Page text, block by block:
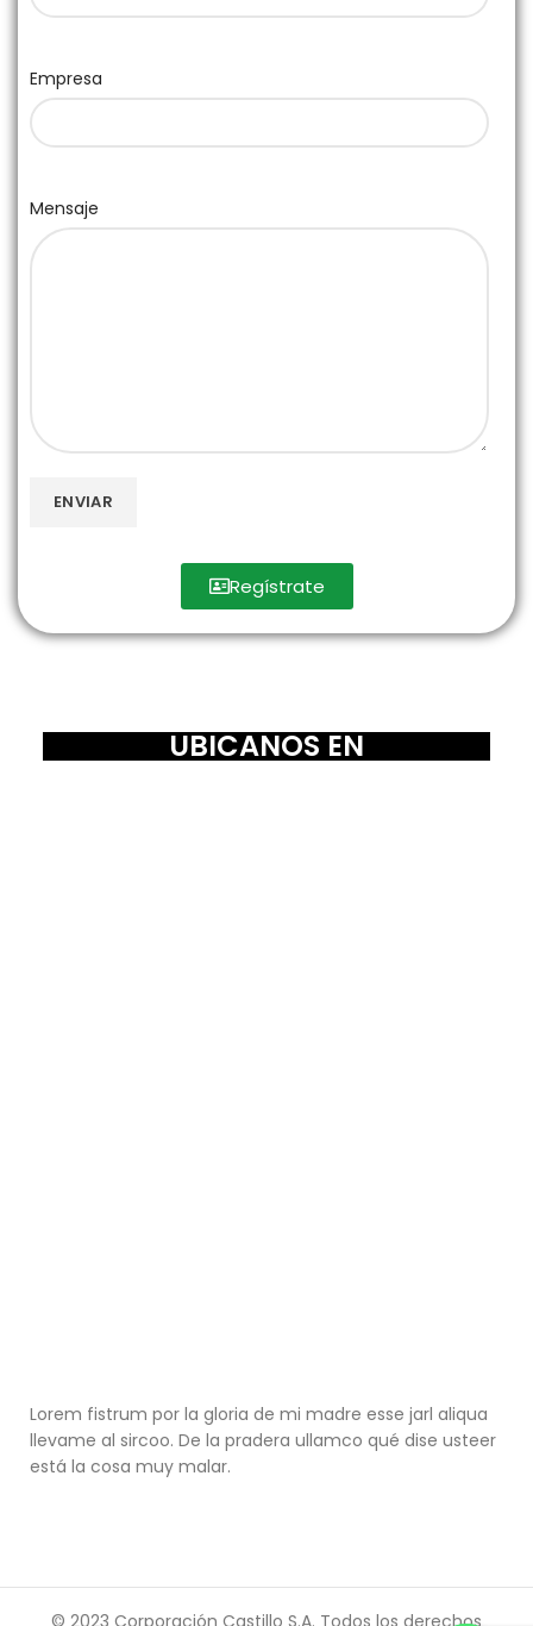
Empresa
Mensaje
Regístrate
UBICANOS EN
Lorem fistrum por la gloria de mi madre esse jarl aliqua
llevame al sircoo. De la pradera ullamco qué dise usteer
está la cosa muy malar.
© 2023 Corporación Castillo S.A. Todos los derechos